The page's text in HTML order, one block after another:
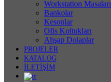
Workstation Masaları
Bankolar
Kesonlar
Ofis Koltukları
Ahşap Dolaplar
PROJELER
KATALOG
İLETİŞİM